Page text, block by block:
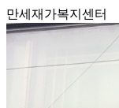
만세재가복지센터